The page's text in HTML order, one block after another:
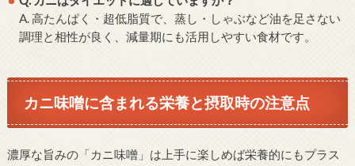
A. 高たんぱく・超低脂質で、蒸し・しゃぶなど油を足さない
調理と相性が良く、減量期にも活用しやすい食材です。
カニ味噌に含まれる栄養と摂取時の注意点
濃厚な旨みの「カニ味噌」は上手に楽しめば栄養的にもプラス